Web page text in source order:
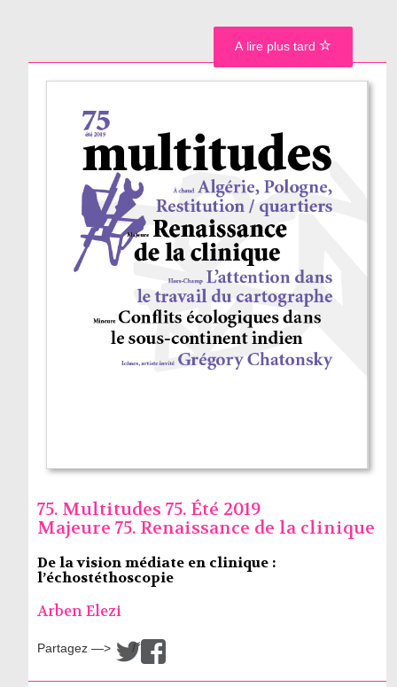
75. Multitudes 75. Été 2019
Majeure 75. Renaissance de la clinique
De la vision médiate en clinique :
l’échostéthoscopie
Arben Elezi
Partagez —> /
A lire plus tard